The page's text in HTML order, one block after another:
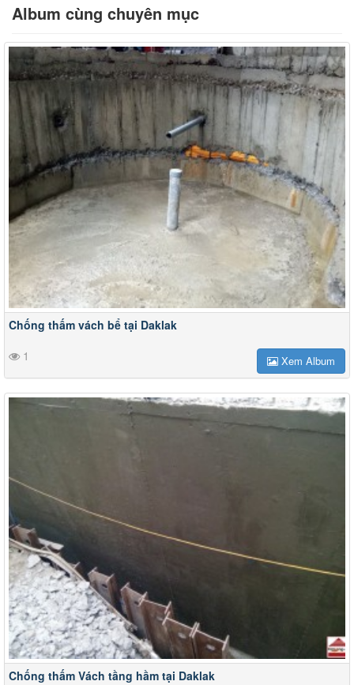
Album cùng chuyên mục
Chống thấm vách bể tại Daklak
1
Xem Album
Chống thấm Vách tầng hầm tại Daklak